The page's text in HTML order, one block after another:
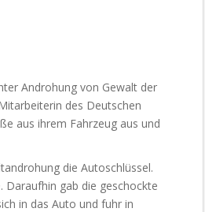
Androhung von Gewalt der
des Deutschen
aus ihrem Fahrzeug aus und
die Autoschlüssel.
Daraufhin gab die geschockte
in das Auto und fuhr in